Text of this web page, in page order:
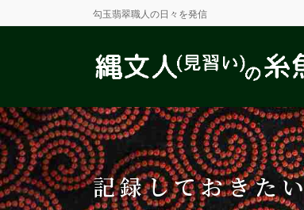
勾玉翡翠職人の日々を発信
記録しておきた